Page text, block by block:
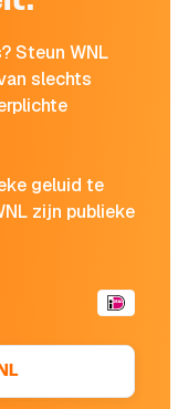
Steun WNL
slechts
geluid te
zijn publieke